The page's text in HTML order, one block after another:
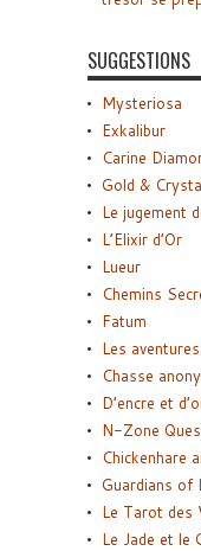
SUGGESTIONS
Mysteriosa
Exkalibur
Carine
Gold &
Le jugement
L’Elixir d’Or
Lueur
Chemins
Fatum
Les
Chasse
D’encre et
N-Zone
Chickenhare
Guardians of
Le Tarot des
Le Jade et le